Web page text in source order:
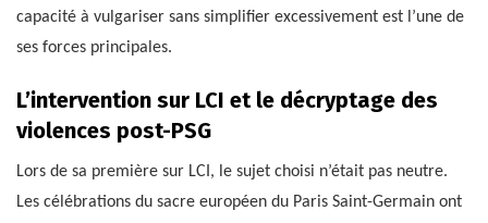
capacité à vulgariser sans simplifier excessivement est l’une de
ses forces principales.
L’intervention sur LCI et le décryptage des
violences post-PSG
Lors de sa première sur LCI, le sujet choisi n’était pas neutre.
Les célébrations du sacre européen du Paris Saint-Germain ont